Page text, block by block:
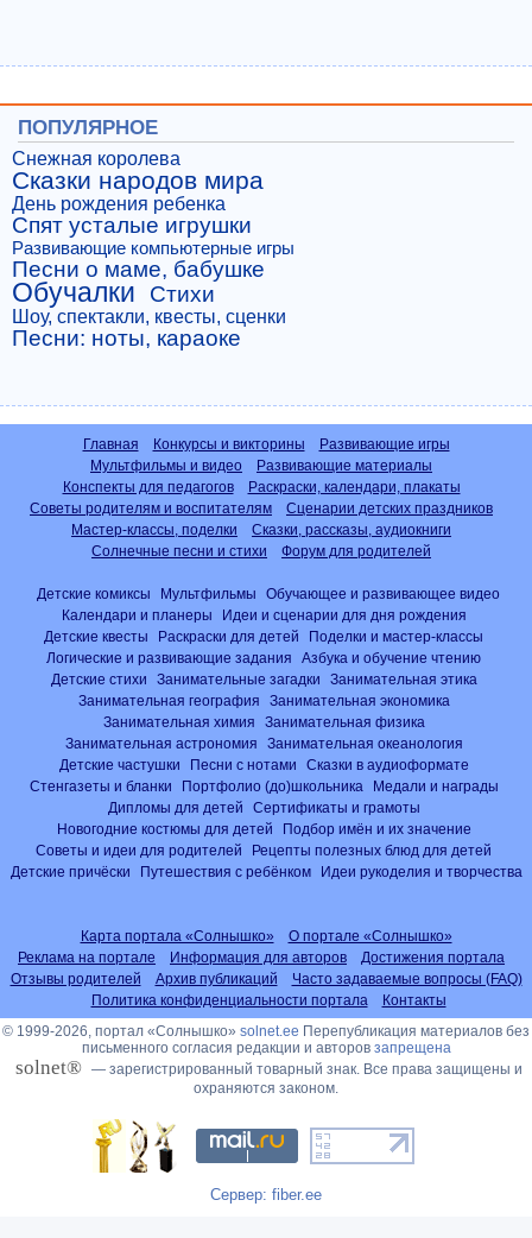
ПОПУЛЯРНОЕ
Снежная королева
Сказки народов мира
День рождения ребенка
Спят усталые игрушки
Развивающие компьютерные игры
Песни о маме, бабушке
Обучалки Стихи
Шоу, спектакли, квесты, сценки
Песни: ноты, караоке
Главная Конкурсы и викторины
Развивающие игры
Мультфильмы и видео
Развивающие материалы
Конспекты для педагогов
Раскраски, календари, плакаты
Советы родителям и воспитателям
Сценарии детских праздников
Мастер-классы, поделки
Сказки, рассказы, аудиокниги
Солнечные песни и стихи
Форум для родителей
Детские комиксы Мультфильмы
Обучающее и развивающее видео
Календари и планеры
Идеи и сценарии для дня рождения
Детские квесты
Раскраски для детей
Поделки и мастер-классы
Логические и развивающие задания
Азбука и обучение чтению
Детские стихи
Занимательные загадки
Занимательная этика
Занимательная география
Занимательная экономика
Занимательная химия
Занимательная физика
Занимательная астрономия
Занимательная океанология
Детские частушки
Песни с нотами
Сказки в аудиоформате
Стенгазеты и бланки
Портфолио (до)школьника
Медали и награды
Дипломы для детей
Сертификаты и грамоты
Новогодние костюмы для детей
Подбор имён и их значение
Советы и идеи для родителей
Рецепты полезных блюд для детей
Детские причёски
Путешествия с ребёнком Идеи рукоделия и творчества
Карта портала «Солнышко»
О портале «Солнышко»
Реклама на портале
Информация для авторов
Достижения портала
Отзывы родителей
Архив публикаций
Часто задаваемые вопросы (FAQ)
Политика конфиденциальности портала
Контакты
© 1999-2026, портал «Солнышко» solnet.ee Перепубликация материалов без
письменного согласия редакции и авторов запрещена
solnet® — зарегистрированный товарный знак. Все права защищены и
охраняются законом.
Сервер: fiber.ee